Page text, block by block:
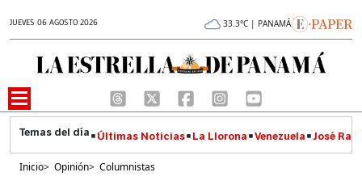
JUEVES 06 AGOSTO 2026 33.3°C | PANAMÁ
Últimas Noticias La Llorona Venezuela José
Inicio> Opinión> Columnistas